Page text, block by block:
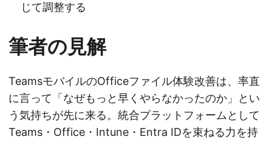
じて調整する
筆者の見解
TeamsモバイルのOfficeファイル体験改善は、率直
に言って「なぜもっと早くやらなかったのか」とい
う気持ちが先に来る。統合プラットフォームとして
Teams・Office・Intune・Entra IDを束ねる力を持